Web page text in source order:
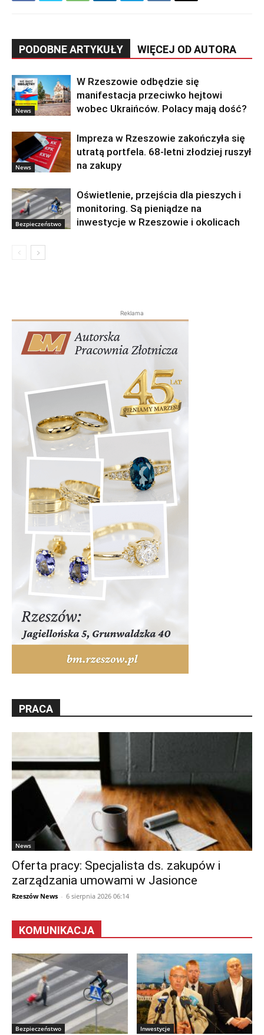
PODOBNE ARTYKUŁY WIĘCEJ OD AUTORA
News
W Rzeszowie odbędzie się
manifestacja przeciwko hejtowi
wobec Ukraińców. Polacy mają dość?
News
Impreza w Rzeszowie zakończyła się
utratą portfela. 68-letni złodziej ruszył
na zakupy
Bezpieczeństwo
Oświetlenie, przejścia dla pieszych i
monitoring. Są pieniądze na
inwestycje w Rzeszowie i okolicach
Reklama
PRACA
News
Oferta pracy: Specjalista ds. zakupów i
zarządzania umowami w Jasionce
Rzeszów News - 6 sierpnia 2026 06:14
KOMUNIKACJA
Bezpieczeństwo Inwestycje